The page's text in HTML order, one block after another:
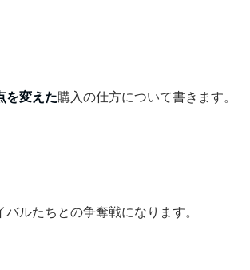
を変えた購入の仕方について書きます。
ルたちとの争奪戦になります。